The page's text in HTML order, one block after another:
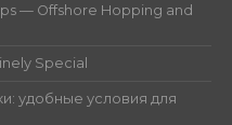
— Offshore Hopping and
Special
удобные условия для